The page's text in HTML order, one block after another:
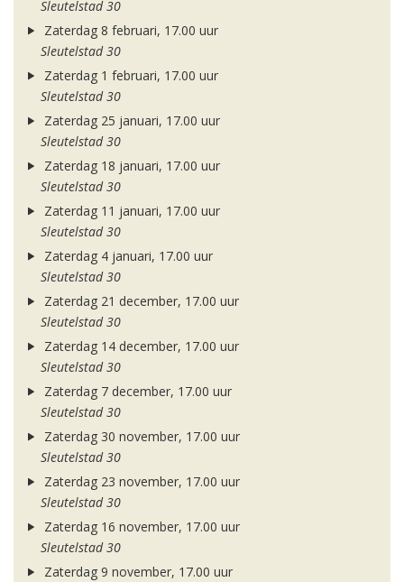
Sleutelstad 30
Zaterdag 8 februari, 17.00 uur
Sleutelstad 30
Zaterdag 1 februari, 17.00 uur
Sleutelstad 30
Zaterdag 25 januari, 17.00 uur
Sleutelstad 30
Zaterdag 18 januari, 17.00 uur
Sleutelstad 30
Zaterdag 11 januari, 17.00 uur
Sleutelstad 30
Zaterdag 4 januari, 17.00 uur
Sleutelstad 30
Zaterdag 21 december, 17.00 uur
Sleutelstad 30
Zaterdag 14 december, 17.00 uur
Sleutelstad 30
Zaterdag 7 december, 17.00 uur
Sleutelstad 30
Zaterdag 30 november, 17.00 uur
Sleutelstad 30
Zaterdag 23 november, 17.00 uur
Sleutelstad 30
Zaterdag 16 november, 17.00 uur
Sleutelstad 30
Zaterdag 9 november, 17.00 uur